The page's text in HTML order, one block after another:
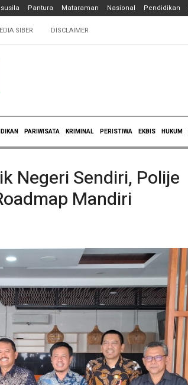
Pantura Mataraman Nasional Pendidikan
SIBER DISCLAIMER
PARIWISATA KRIMINAL PERISTIWA EKBIS HUKUM
Negeri Sendiri, Polije
Mandiri